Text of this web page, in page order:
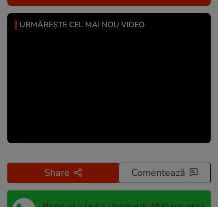
URMĂREȘTE CEL MAI NOU VIDEO
Share Comentează